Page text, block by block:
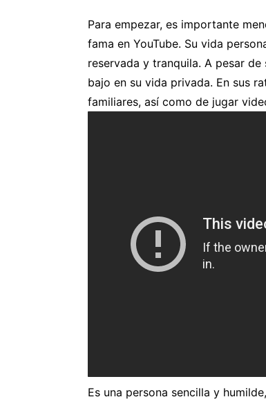
Para empezar, es importante
fama en YouTube. Su vida
reservada y tranquila. A pesar
bajo en su vida privada. En sus
familiares, así como de jugar
Es una persona sencilla y